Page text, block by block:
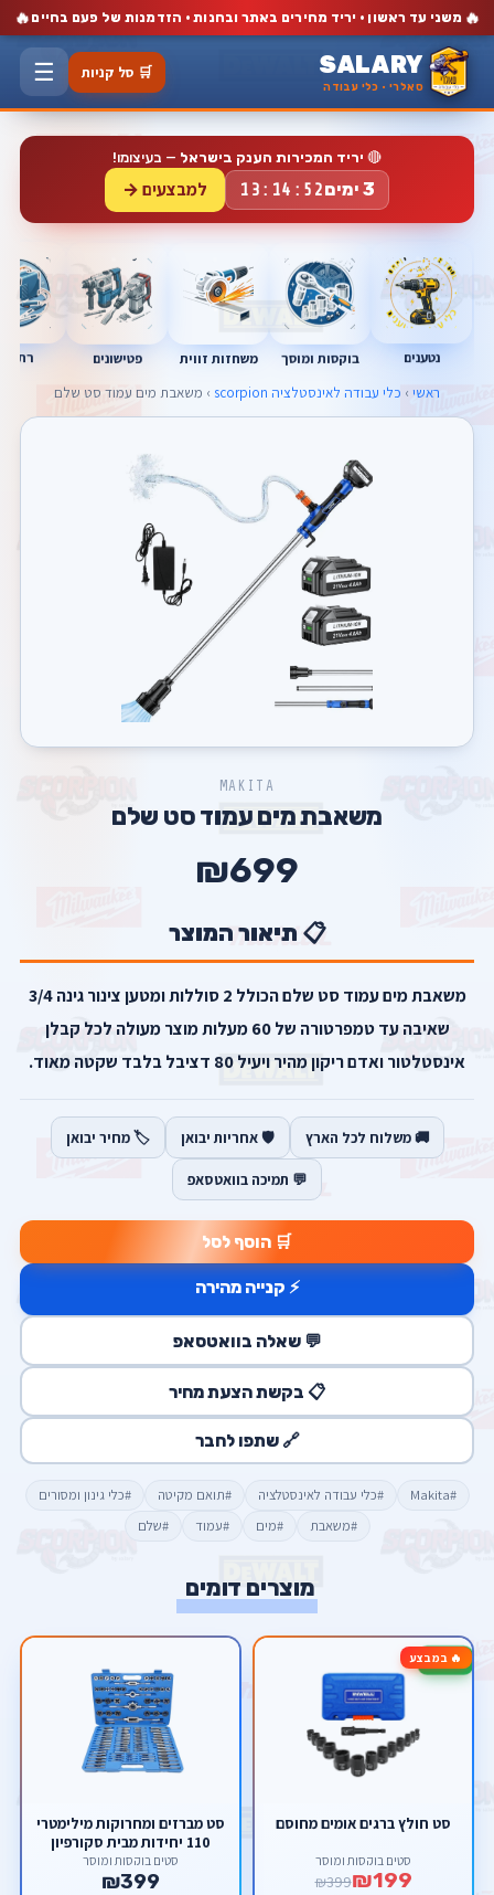
🔥 משני עד ראשון · יריד מחירים באתר ובחנות · הזדמנות של פעם בחיים 🔥
SALARY
סאלרי · כלי עבודה
🛒 סל קניות ☰
🔴 יריד המכירות הענק בישראל — בעיצומו!
3 ימים 13:14:51 למבצעים →
נטענים בוקסות ומוסך משחזות זווית פטישונים
ראשי › כלי עבודה לאינסטלציה scorpion › משאבת מים עמוד סט שלם
MAKITA
משאבת מים עמוד סט שלם
₪699
📋 תיאור המוצר
משאבת מים עמוד סט שלם הכולל 2 סוללות ומטען צינור גינה 3/4
שאיבה עד טמפרטורה של 60 מעלות מוצר מעולה לכל קבלן
אינסטלטור ואדם ריקון מהיר ויעיל 80 דציבל בלבד שקטה מאוד.
🚚 משלוח לכל הארץ 🛡️ אחריות יבואן 🏷️ מחיר יבואן
💬 תמיכה בוואטסאפ
🛒 הוסף לסל
⚡ קנייה מהירה
💬 שאלה בוואטסאפ
📋 בקשת הצעת מחיר
🔗 שתפו לחבר
#Makita #כלי עבודה לאינסטלציה #תואם מקיטה
#כלי גינון ומסורים
#משאבת
#מים #עמוד #שלם
מוצרים דומים
🔥 במבצע-50%
סט חולץ ברגים אומים מחוסם
סטים בוקסות ומוסך
₪199
₪399
סט מברזים ומחרוקות מילימטרי
110 יחידות מבית סקורפיון
סטים בוקסות ומוסך
₪399